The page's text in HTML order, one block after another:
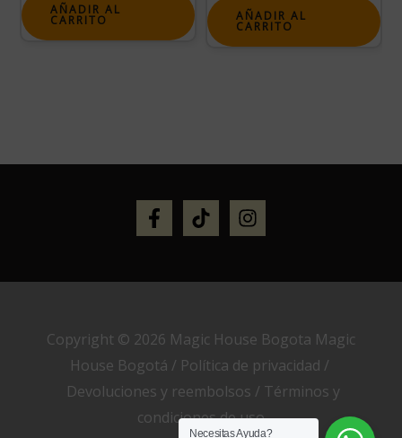
AÑADIR AL
CARRITO AÑADIR AL
CARRITO
Copyright © 2026 Magic House Bogota Magic
House Bogotá / Política de privacidad /
Devoluciones y reembolsos / Términos y
condiciones de uso
Necesitas Ayuda?